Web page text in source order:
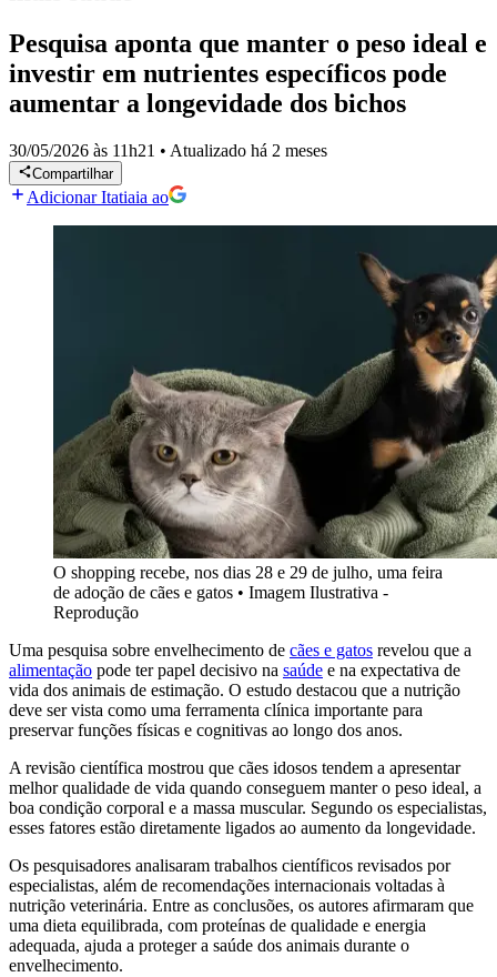
Pesquisa aponta que manter o peso ideal e
investir em nutrientes específicos pode
aumentar a longevidade dos bichos
30/05/2026 às 11h21 • Atualizado há 2 meses
Compartilhar
Adicionar Itatiaia ao
O shopping recebe, nos dias 28 e 29 de julho, uma feira
de adoção de cães e gatos • Imagem Ilustrativa -
Reprodução
Uma pesquisa sobre envelhecimento de cães e gatos revelou que a
alimentação pode ter papel decisivo na saúde e na expectativa de
vida dos animais de estimação. O estudo destacou que a nutrição
deve ser vista como uma ferramenta clínica importante para
preservar funções físicas e cognitivas ao longo dos anos.
A revisão científica mostrou que cães idosos tendem a apresentar
melhor qualidade de vida quando conseguem manter o peso ideal, a
boa condição corporal e a massa muscular. Segundo os especialistas,
esses fatores estão diretamente ligados ao aumento da longevidade.
Os pesquisadores analisaram trabalhos científicos revisados por
especialistas, além de recomendações internacionais voltadas à
nutrição veterinária. Entre as conclusões, os autores afirmaram que
uma dieta equilibrada, com proteínas de qualidade e energia
adequada, ajuda a proteger a saúde dos animais durante o
envelhecimento.